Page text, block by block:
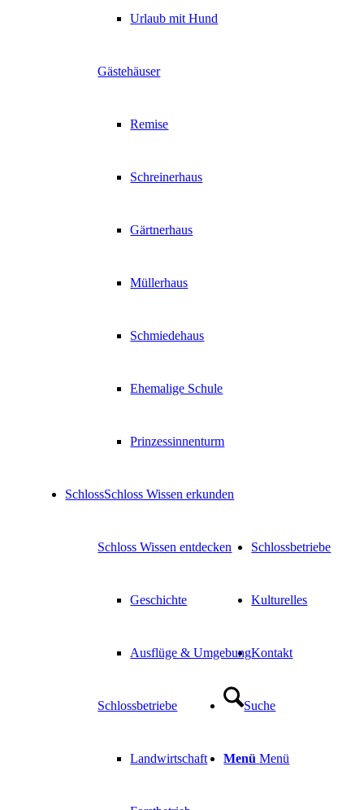
Urlaub mit Hund
Gästehäuser
Remise
Schreinerhaus
Gärtnerhaus
Müllerhaus
Schmiedehaus
Ehemalige Schule
Prinzessinnenturm
SchlossSchloss Wissen erkunden
Schloss Wissen entdecken
Geschichte
Ausflüge & Umgebung
Schlossbetriebe
Schlossbetriebe
Landwirtschaft
Kulturelles
Kontakt
Suche
Menü Menü